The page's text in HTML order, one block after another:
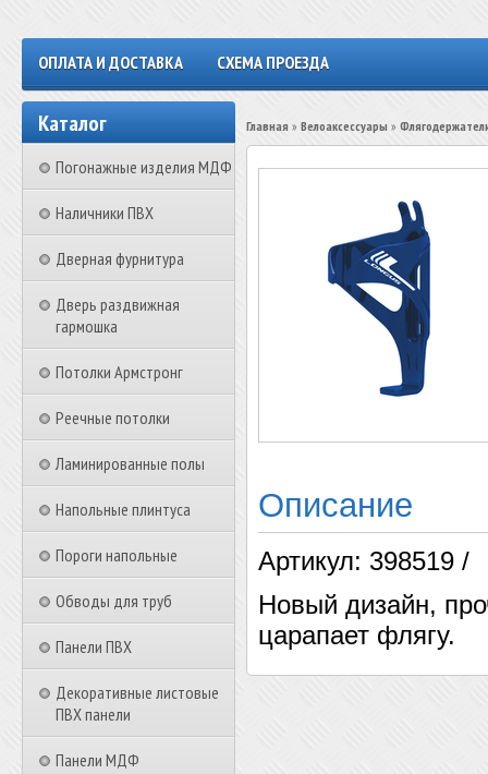
ОПЛАТА И ДОСТАВКА СХЕМА ПРОЕЗДА
Каталог
Погонажные изделия МДФ
Наличники ПВХ
Дверная фурнитура
Дверь раздвижная
гармошка
Потолки Армстронг
Реечные потолки
Ламинированные полы
Напольные плинтуса
Пороги напольные
Обводы для труб
Панели ПВХ
Декоративные листовые
ПВХ панели
Панели МДФ
Главная » Велоаксессуары »
Описание
Артикул: 398519 /
Новый дизайн,
царапает флягу.